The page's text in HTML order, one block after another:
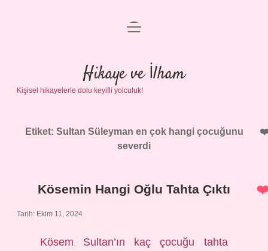
Anasayfa
Gizlilik Politikası
Yasal Uyarı
menüyü
Hikaye ve İlham
Kişisel hikayelerle dolu keyifli yolculuk!
Etiket: Sultan Süleyman en çok hangi çocuğunu
severdi
Kösemin Hangi Oğlu Tahta Çıktı
Tarih: Ekim 11, 2024
Kösem Sultan’ın kaç çocuğu tahta